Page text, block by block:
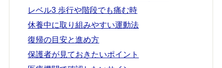
レベル3 歩行や階段でも痛む時
休養中に取り組みやすい運動法
復帰の目安と進め方
保護者が見ておきたいポイント